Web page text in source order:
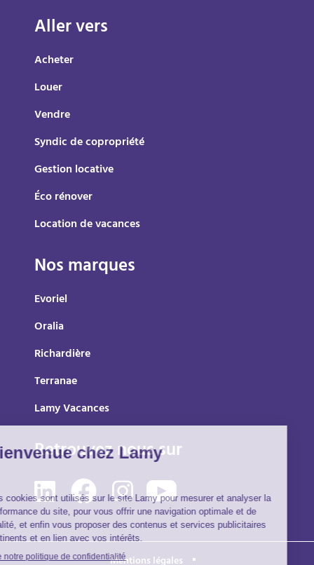
Aller vers
Acheter
Louer
Vendre
Syndic de copropriété
Gestion locative
Éco rénover
Location de vacances
Nos marques
Evoriel
Oralia
Richardière
Terranae
Lamy Vacances
Retrouvez nous sur